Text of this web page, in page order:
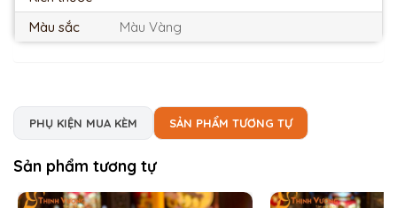
Màu sắc
Màu Vàng
PHỤ KIỆN MUA KÈM SẢN PHẨM TƯƠNG TỰ
Sản phẩm tương tự